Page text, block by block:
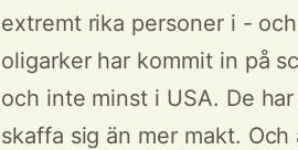
extremt rika personer i -
oligarker har kommit in på
och inte minst i USA. De
skaffa sig än mer makt.